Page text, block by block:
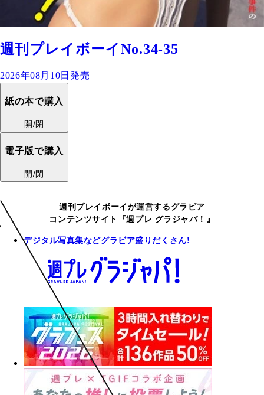
週刊プレイボーイNo.34-35
2026年08月10日発売
紙の本で購入
開/閉
電子版で購入
開/閉
週刊プレイボーイが運営するグラビア
コンテンツサイト『週プレ グラジャパ！』
デジタル写真集などグラビア盛りだくさん!